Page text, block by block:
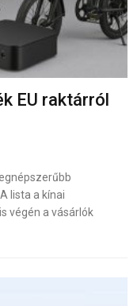
EU raktárról
lista a kínai
végén a vásárlók